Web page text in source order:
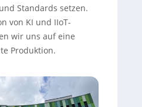
Standards setzen.
von KI und IIoT-
wir uns auf eine
Produktion.